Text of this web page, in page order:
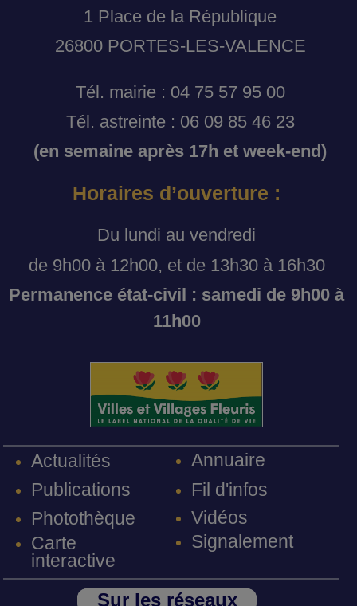
1 Place de la République
26800 PORTES-LES-VALENCE
Tél. mairie : 04 75 57 95 00
Tél. astreinte : 06 09 85 46 23
(en semaine après 17h et week-end)
Horaires d’ouverture :
Du lundi au vendredi
de 9h00 à 12h00, et de 13h30 à 16h30
Permanence état-civil : samedi de 9h00 à
11h00
Actualités
Publications
Photothèque
Carte
interactive
Annuaire
Fil d'infos
Vidéos
Signalement
Sur les réseaux